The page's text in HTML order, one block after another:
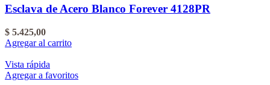
Esclava de Acero Blanco Forever 4128PR
$ 5.425,00
Agregar al carrito
Vista rápida
Agregar a favoritos